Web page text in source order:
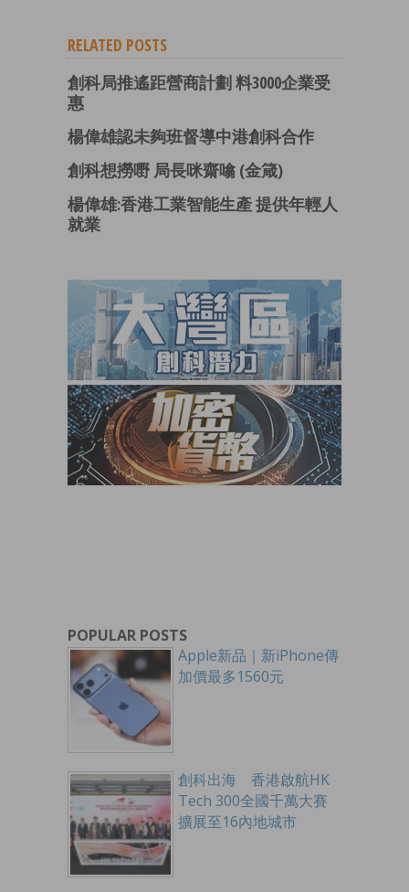
RELATED POSTS
創科局推遙距營商計劃 料3000企業受
惠
楊偉雄認未夠班督導中港創科合作
創科想撈嘢 局長咪齋噏 (金箴)
楊偉雄:香港工業智能生產 提供年輕人
就業
POPULAR POSTS
Apple新品｜新iPhone傳
加價最多1560元
創科出海 香港啟航HK
Tech 300全國千萬大賽
擴展至16內地城市